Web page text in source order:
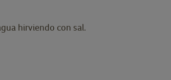
hirviendo con sal.